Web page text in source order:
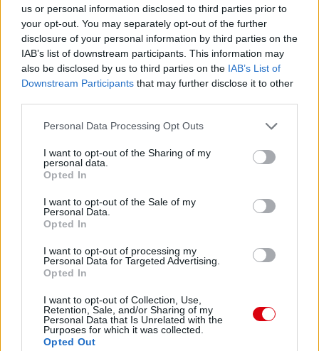
us or personal information disclosed to third parties prior to
your opt-out. You may separately opt-out of the further
disclosure of your personal information by third parties on the
IAB’s list of downstream participants. This information may
also be disclosed by us to third parties on the IAB’s List of
Downstream Participants that may further disclose it to other
Please note that this website/app uses one or more Google
not limited to your visit or usage behaviour. You may click to
grant or deny consent to Google and its third-party tags to
use your data for below specified purposes in below Google
consent section.
Personal Data Processing Opt Outs
I want to opt-out of the Sharing of my
personal data.
Opted In
I want to opt-out of the Sale of my
Personal Data.
Opted In
I want to opt-out of processing my
Personal Data for Targeted Advertising.
Opted In
I want to opt-out of Collection, Use,
Retention, Sale, and/or Sharing of my
Personal Data that Is Unrelated with the
Purposes for which it was collected.
Opted Out